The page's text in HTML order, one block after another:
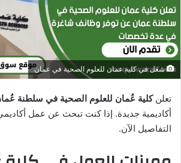
ا
إ
ل
ك
ت
و
ن
شغل في كلية عمان للعلوم الصحية في عمان
تعلنكلية عُمان للعلوم الصحية في سلطنة
أكاديمية جديدة. إذا كنت تبحث عن عمل
التفاصيل الآن.